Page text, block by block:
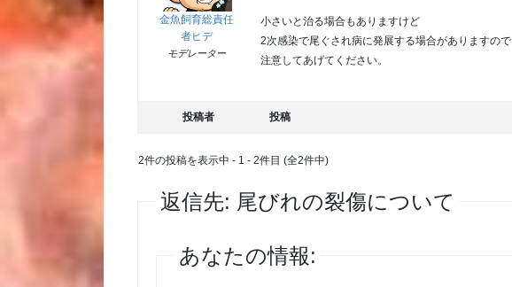
金魚飼育総責任
者ヒデ
モデレーター
小さいと治る場合もありますけど
2次感染で尾ぐされ病に発展する場合がありますので
注意してあげてください。
投稿者 投稿
2件の投稿を表示中 - 1 - 2件目 (全2件中)
返信先: 尾びれの裂傷について
あなたの情報: